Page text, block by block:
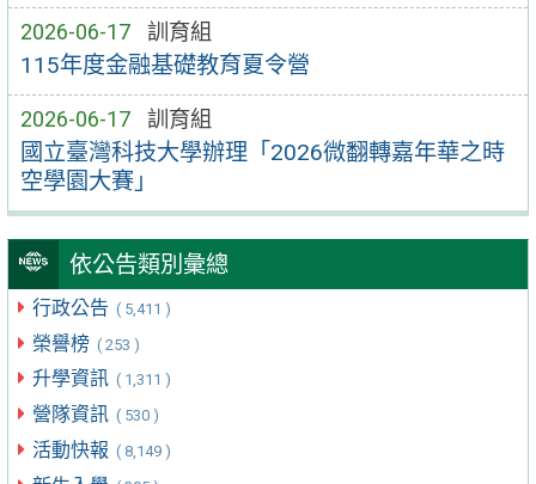
2026-06-17 訓育組
115年度金融基礎教育夏令營
2026-06-17 訓育組
國立臺灣科技大學辦理「2026微翻轉嘉年華之時
空學園大賽」
依公告類別彙總
行政公告 ( 5,411 )
榮譽榜 ( 253 )
升學資訊 ( 1,311 )
營隊資訊 ( 530 )
活動快報 ( 8,149 )